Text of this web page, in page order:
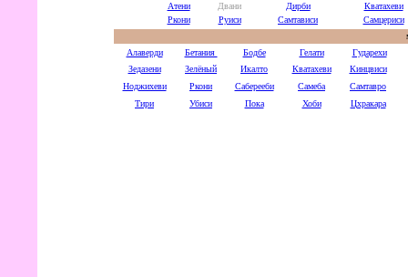
Атени
Двани Дирби
Кватахеви
Ркони
Руиси Самтависи
Самцериси
Алаверди
Бетания Бодбе Гелати
Гударехи
Зедазени
Зелёный Икалто Кватахеви
Кинцвиси
Ноджихеви
Ркони Саберееби Самеба
Самтавро
Тири
Убиси Пока Хоби Цхракара